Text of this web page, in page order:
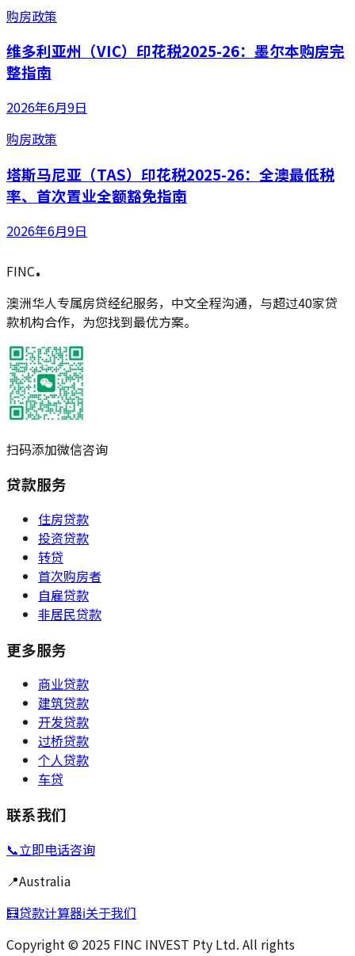
购房政策
维多利亚州（VIC）印花税2025-26：墨尔本购房完
整指南
2026年6月9日
购房政策
塔斯马尼亚（TAS）印花税2025-26：全澳最低税
率、首次置业全额豁免指南
2026年6月9日
FINC.
澳洲华人专属房贷经纪服务，中文全程沟通，与超过40家贷
款机构合作，为您找到最优方案。
扫码添加微信咨询
贷款服务
住房贷款
投资贷款
转贷
首次购房者
自雇贷款
非居民贷款
更多服务
商业贷款
建筑贷款
开发贷款
过桥贷款
个人贷款
车贷
联系我们
📞立即电话咨询
📍Australia
🧮贷款计算器ℹ️关于我们
Copyright © 2025 FINC INVEST Pty Ltd. All rights